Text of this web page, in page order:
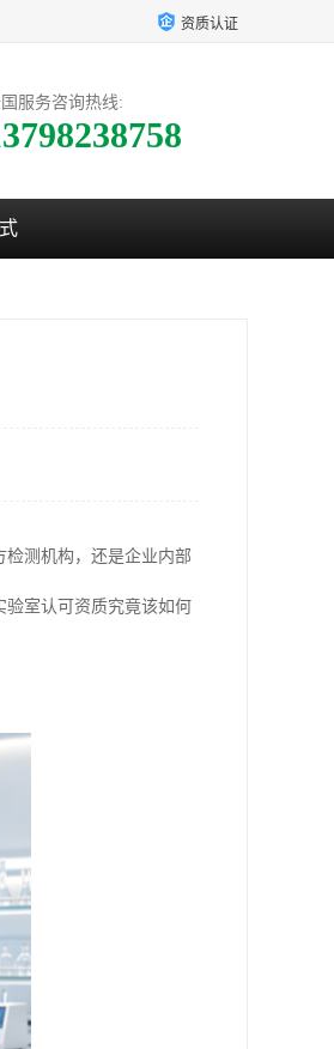
资质认证
服务咨询热线:
测机构，还是企业内部
验室认可资质究竟该如何